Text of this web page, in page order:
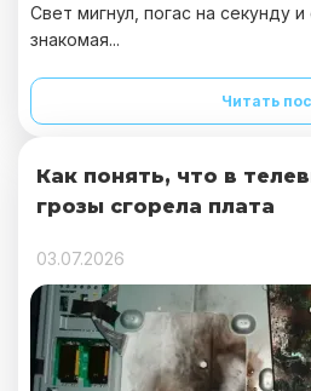
Свет мигнул, погас на секунду
знакомая...
Читать
Как понять, что в
грозы сгорела плата
03.07.2026